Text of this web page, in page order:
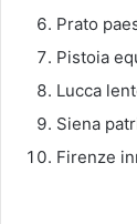
Prato
Pistoia
Lucca
Siena
Firenze